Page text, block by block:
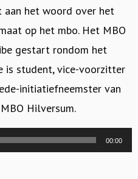
aan het woord over het
op het mbo. Het MBO
gestart rondom het
is student, vice-voorzitter
initiatiefneemster van
Hilversum.
00:00